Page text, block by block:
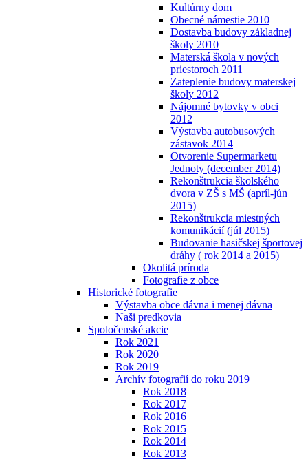
Kultúrny dom
Obecné námestie 2010
Dostavba budovy základnej
školy 2010
Materská škola v nových
priestoroch 2011
Zateplenie budovy materskej
školy 2012
Nájomné bytovky v obci
2012
Výstavba autobusových
zástavok 2014
Otvorenie Supermarketu
Jednoty (december 2014)
Rekonštrukcia školského
dvora v ZŠ s MŠ (apríl-jún
2015)
Rekonštrukcia miestných
komunikácií (júl 2015)
Budovanie hasičskej športovej
dráhy ( rok 2014 a 2015)
Okolitá príroda
Fotografie z obce
Historické fotografie
Výstavba obce dávna i menej dávna
Naši predkovia
Spoločenské akcie
Rok 2021
Rok 2020
Rok 2019
Archív fotografií do roku 2019
Rok 2018
Rok 2017
Rok 2016
Rok 2015
Rok 2014
Rok 2013